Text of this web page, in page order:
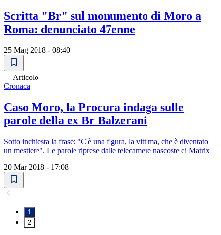
Scritta "Br" sul monumento di Moro a
Roma: denunciato 47enne
25 Mag 2018 - 08:40
Articolo
Cronaca
Caso Moro, la Procura indaga sulle
parole della ex Br Balzerani
Sotto inchiesta la frase: "C'è una figura, la vittima, che è diventato
un mestiere". Le parole riprese dalle telecamere nascoste di Matrix
20 Mar 2018 - 17:08
1
2